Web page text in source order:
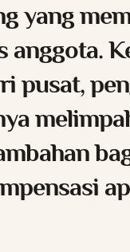
yang
anggota.
pusat,